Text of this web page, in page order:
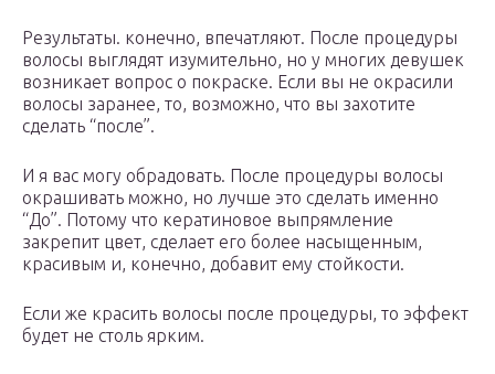
Результаты. конечно, впечатляют. После процедуры
волосы выглядят изумительно, но у многих девушек
возникает вопрос о покраске. Если вы не окрасили
волосы заранее, то, возможно, что вы захотите
сделать “после”.
И я вас могу обрадовать. После процедуры волосы
окрашивать можно, но лучше это сделать именно
“До”. Потому что кератиновое выпрямление
закрепит цвет, сделает его более насыщенным,
красивым и, конечно, добавит ему стойкости.
Если же красить волосы после процедуры, то эффект
будет не столь ярким.